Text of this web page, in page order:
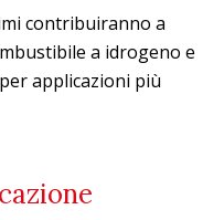
contribuiranno a
a idrogeno e
applicazioni più